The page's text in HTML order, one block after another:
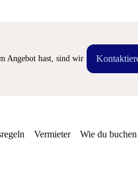
Angebot hast, sind wir
Vermieter Wie du